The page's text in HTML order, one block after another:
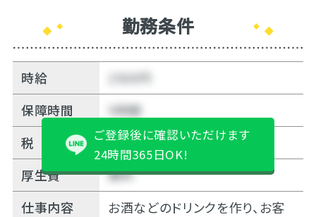
勤務条件
時給
2500円
保障時間
5時間
税
無料
厚生費
無料
仕事内容
お酒などのドリンクを作り、お客
ご登録後に確認いただけます
24時間365日OK!